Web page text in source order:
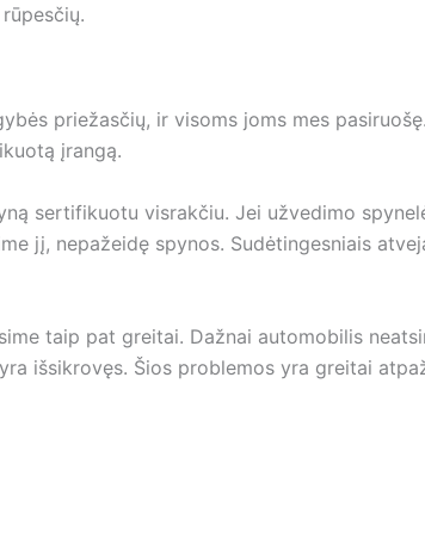
priežasčių, ir visoms joms mes
įrangą.
sertifikuotu visrakčiu. Jei užvedimo
jį, nepažeidę spynos. Sudėtingesniais
taip pat greitai. Dažnai automobilis
išsikrovęs. Šios problemos yra greitai